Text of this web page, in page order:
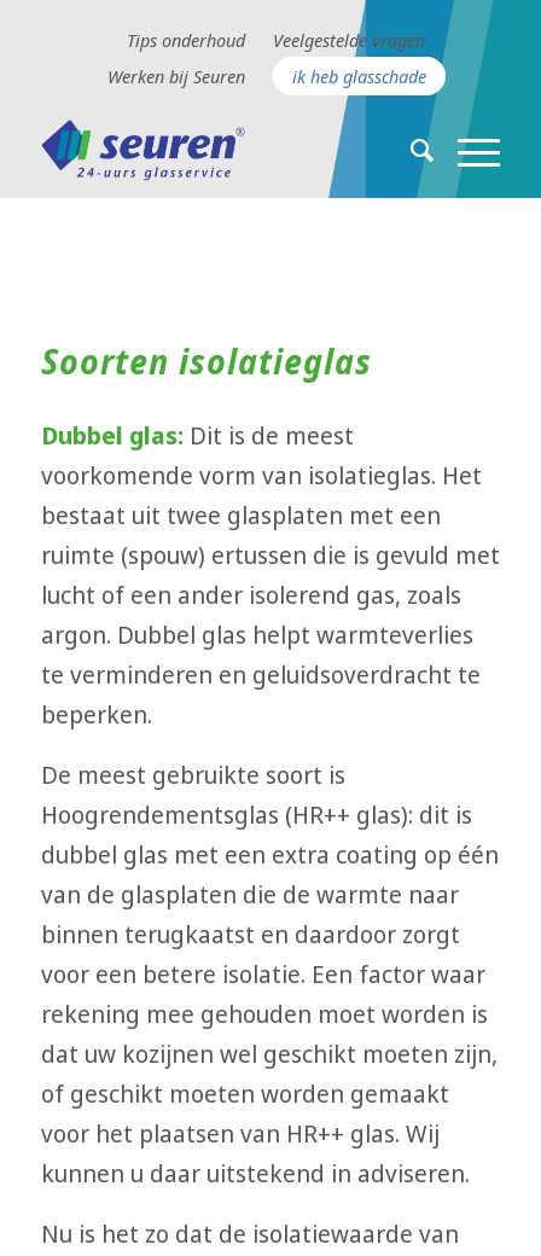
Tips onderhoud
Veelgestelde vragen
Werken bij Seuren
ik heb glasschade
Soorten isolatieglas
Dubbel glas:Dit is de meest
voorkomende vorm van isolatieglas. Het
bestaat uit twee glasplaten met een
ruimte (spouw) ertussen die is gevuld met
lucht of een ander isolerend gas, zoals
argon. Dubbel glas helpt warmteverlies
te verminderen en geluidsoverdracht te
beperken.
De meest gebruikte soort is
Hoogrendementsglas (HR++ glas): dit is
dubbel glas met een extra coating op één
van de glasplaten die de warmte naar
binnen terugkaatst en daardoor zorgt
voor een betere isolatie. Een factor waar
rekening mee gehouden moet worden is
dat uw kozijnen wel geschikt moeten zijn,
of geschikt moeten worden gemaakt
voor het plaatsen van HR++ glas. Wij
kunnen u daar uitstekend in adviseren.
Nu is het zo dat de isolatiewaarde van